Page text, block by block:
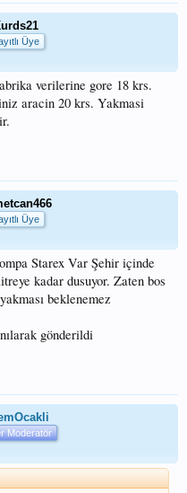
Üye
verilerine gore 18 krs.
aracin 20 krs. Yakmasi
Üye
Starex Var Şehir içinde
kadar dusuyor. Zaten bos
beklenemez
gönderildi
Moderatör